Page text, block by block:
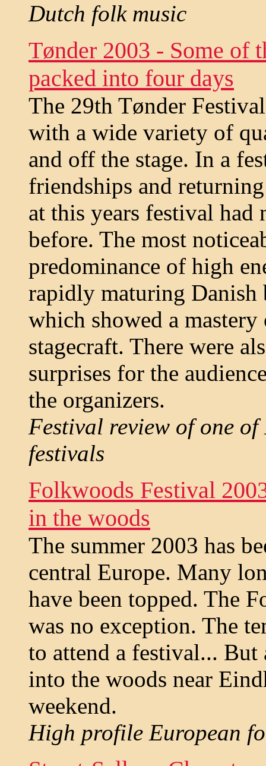
Dutch folk music
Tønder 2003 - Some of
packed into four days
The 29th Tønder
with a wide variety of
and off the stage. In a
friendships and
at this years festival had
before. The most
predominance of high
rapidly maturing Danish
which showed a
stagecraft. There were
surprises for the
the organizers.
Festival review of one
festivals
Folkwoods Festival
in the woods
The summer 2003 has
central Europe. Many
have been topped. The
was no exception. The
to attend a festival...
into the woods near
weekend.
High profile European